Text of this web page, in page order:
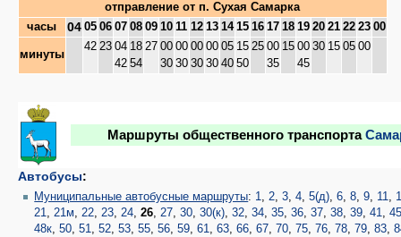
отправление от п. Сухая Самарка
часы
04 05 06 07 08 09 10 11 12 13 14 15 16 17 18 19 20 21 22 23 00
минуты
42 23 04
42
18
54
27 00
30
00
30
00
30
00
30
05
40
15
50
25 00
35
15 00
45
30 15 05 00
Маршруты общественного транспорта
Автобусы:
Муниципальные автобусные маршруты: 1,2,3,4,5(д),6,8,9, 11,
21,21м,22,23,24,26,27,30,30(к),32,34,35,36,37,38,39,41,
48к,50,51,52,53,55,56,59,61,63,66,67, 70, 75, 76, 78, 79,83,